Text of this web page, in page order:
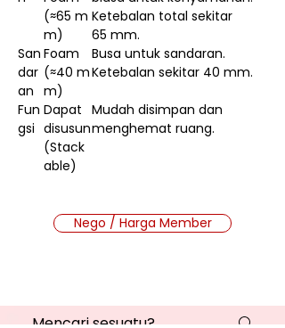
(≈65 m
m)
Ketebalan total sekitar
65 mm.
San
dar
an
Foam
(≈40 m
m)
Busa untuk sandaran.
Ketebalan sekitar 40 mm.
Fun
gsi
Dapat
disusun
(Stack
able)
Mudah disimpan dan
menghemat ruang.
Nego / Harga Member